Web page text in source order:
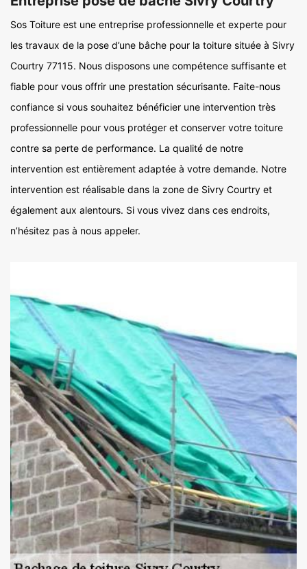
Sos Toiture est une entreprise professionnelle et experte pour
les travaux de la pose d’une bâche pour la toiture située à Sivry
Courtry 77115. Nous disposons une compétence suffisante et
fiable pour vous offrir une prestation sécurisante. Faite-nous
confiance si vous souhaitez bénéficier une intervention très
professionnelle pour vous protéger et conserver votre toiture
contre sa perte de performance. La qualité de notre
intervention est entièrement adaptée à votre demande. Notre
intervention est réalisable dans la zone de Sivry Courtry et
également aux alentours. Si vous vivez dans ces endroits,
n’hésitez pas à nous appeler.